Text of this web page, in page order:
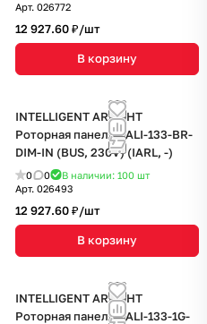
Арт. 026772
12 927.60 ₽/шт
В корзину
INTELLIGENT ARLIGHT
Роторная панель DALI-133-BR-
DIM-IN (BUS, 230V) (IARL, -)
0 0 В наличии: 100 шт
Арт. 026493
12 927.60 ₽/шт
В корзину
INTELLIGENT ARLIGHT
Роторная панель DALI-133-1G-